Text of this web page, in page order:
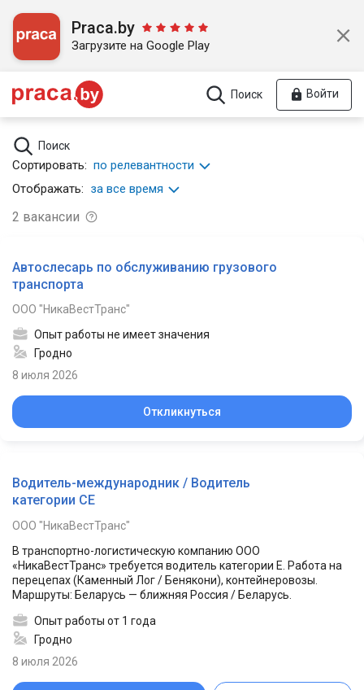
Praca.by
Загрузите на Google Play
Поиск Войти
Поиск
Сортировать: по релевантности
Отображать: за все время
2 вакансии
Автослесарь по обслуживанию грузового
транспорта
ООО "НикаВестТранс"
Опыт работы не имеет значения
Гродно
8 июля 2026
Откликнуться
Водитель-международник / Водитель
категории СЕ
ООО "НикаВестТранс"
В транспортно-логистическую компанию ООО
«НикаВестТранс» требуется водитель категории Е. Работа на
перецепах (Каменный Лог / Бенякони), контейнеровозы.
Маршруты: Беларусь — ближняя Россия / Беларусь.
Опыт работы от 1 года
Гродно
8 июля 2026